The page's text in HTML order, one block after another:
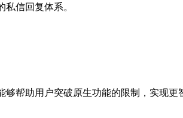
信回复体系。
帮助用户突破原生功能的限制，实现更